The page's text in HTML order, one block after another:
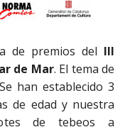
de premios del III
de Mar. El tema de
han establecido 3
de edad y nuestra
de tebeos a